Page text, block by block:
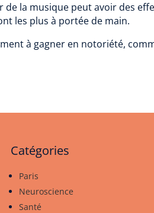
de la musique peut avoir des
les plus à portée de main.
à gagner en notoriété,
Catégories
Paris
Neuroscience
Santé